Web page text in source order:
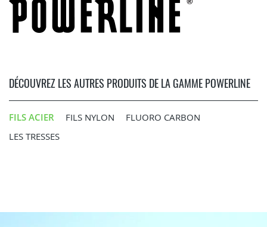
DÉCOUVREZ LES AUTRES PRODUITS DE LA GAMME POWERLINE
FILS ACIER FILS NYLON
FLUORO CARBON
LES TRESSES